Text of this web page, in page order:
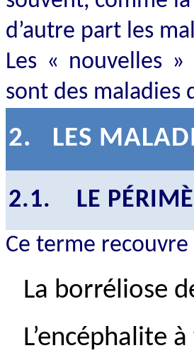
d’autre part les
Les « nouvelles
sont des maladies
2. LES
2.1. LE
Ce terme
La borréliose
L’encéphalite